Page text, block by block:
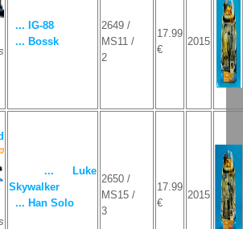
... IG-88
... Bossk
2649 /
MS11 /
2
17.99
€
2015
... Luke
Skywalker
... Han Solo
2650 /
MS15 /
3
17.99
€
2015